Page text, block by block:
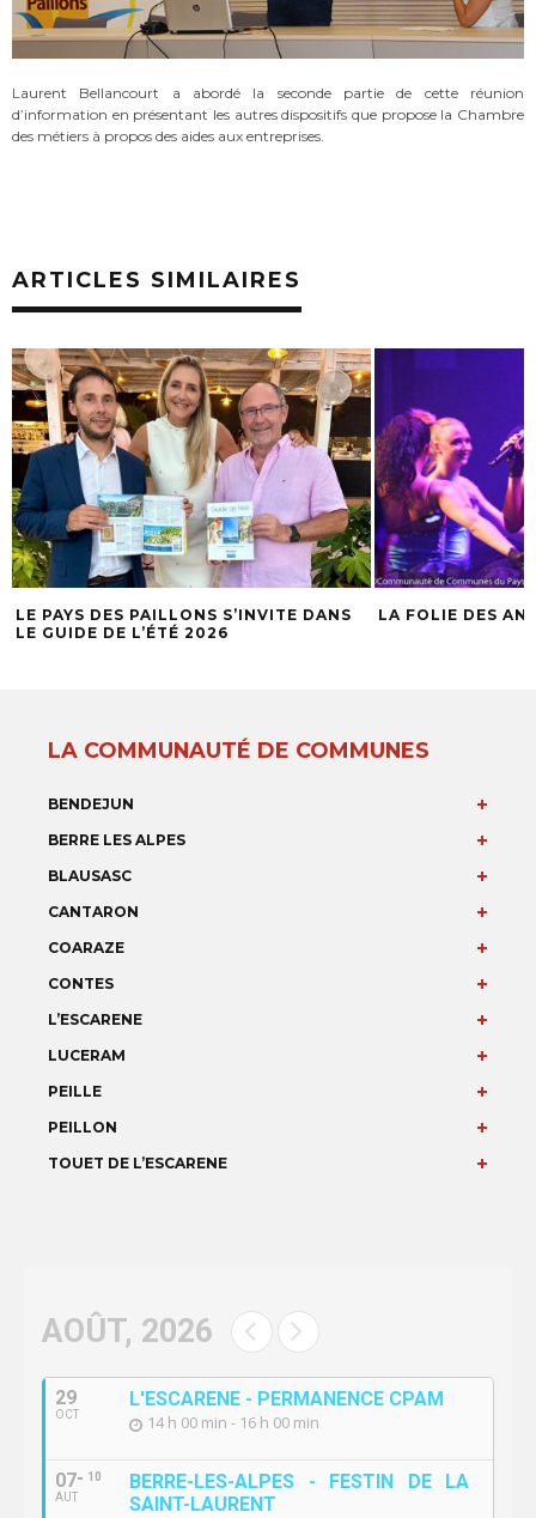
Laurent Bellancourt a abordé la seconde partie de cette réunion
d’information en présentant les autres dispositifs que propose la Chambre
des métiers à propos des aides aux entreprises.
ARTICLES SIMILAIRES
LE PAYS DES PAILLONS S’INVITE DANS
LE GUIDE DE L’ÉTÉ 2026
LA FOLIE DES
LA COMMUNAUTÉ DE COMMUNES
BENDEJUN
BERRE LES ALPES
BLAUSASC
CANTARON
COARAZE
CONTES
L’ESCARENE
LUCERAM
PEILLE
PEILLON
TOUET DE L’ESCARENE
AOÛT, 2026
29
OCT
L'ESCARENE - PERMANENCE CPAM
14 h 00 min - 16 h 00 min
07
AUT
10
BERRE-LES-ALPES - FESTIN DE LA
SAINT-LAURENT